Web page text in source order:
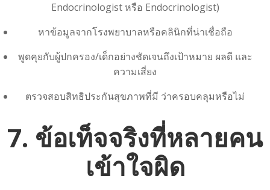
Endocrinologist หรือ Endocrinologist)
หาข้อมูลจากโรงพยาบาลหรือคลินิกที่น่าเชื่อถือ
พูดคุยกับผู้ปกครอง/เด็กอย่างชัดเจนถึงเป้าหมาย ผลดี และ
ความเสี่ยง
ตรวจสอบสิทธิประกันสุขภาพที่มี ว่าครอบคลุมหรือไม่
7. ข้อเท็จจริงที่หลายคน
เข้าใจผิด